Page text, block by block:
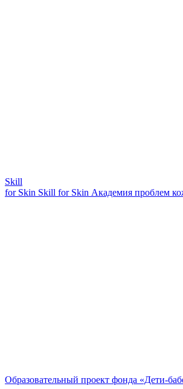
Skill
for Skin Skill for Skin Академия проблем
Образовательный проект фонда «Дети-